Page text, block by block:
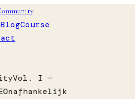
BlogCourse
Vol. I —
Onafhankelijk